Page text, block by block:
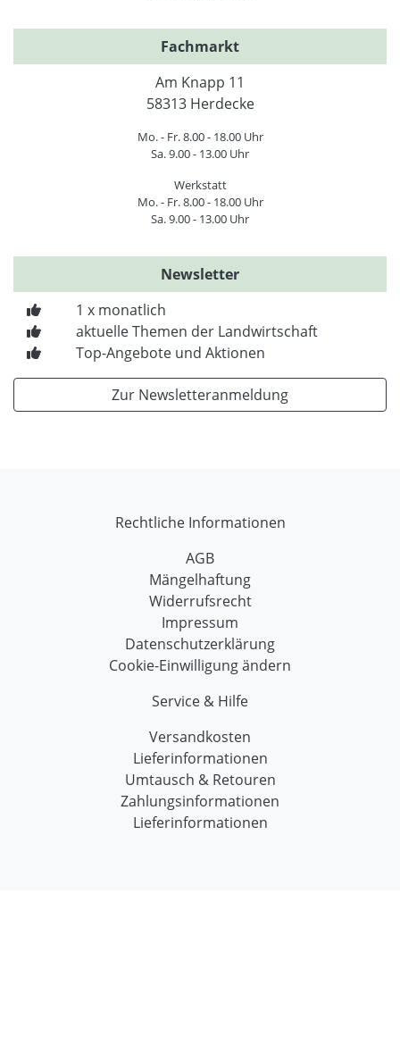
Fachmarkt
Am Knapp 11
58313 Herdecke
Mo. - Fr. 8.00 - 18.00 Uhr
Sa. 9.00 - 13.00 Uhr
Werkstatt
Mo. - Fr. 8.00 - 18.00 Uhr
Sa. 9.00 - 13.00 Uhr
Newsletter
1 x monatlich
aktuelle Themen der Landwirtschaft
Top-Angebote und Aktionen
Zur Newsletteranmeldung
Rechtliche Informationen
AGB
Mängelhaftung
Widerrufsrecht
Impressum
Datenschutzerklärung
Cookie-Einwilligung ändern
Service & Hilfe
Versandkosten
Lieferinformationen
Umtausch & Retouren
Zahlungsinformationen
Lieferinformationen